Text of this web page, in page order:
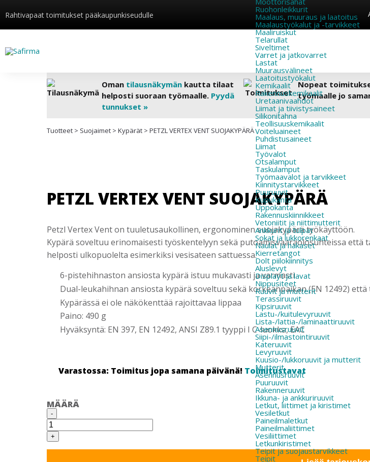
Rahtivapaat toimitukset pääkaupunkiseudulle
Ruohonleikkurit
Maalaus, muuraus ja laatoitus
Maalaustyökalut ja -tarvikkeet
Maaliruiskut
Telarullat
Siveltimet
Varret ja jatkovarret
Lastat
Muurausvälineet
Laatoitustyökalut
Kemikaalit
Rakennuskemikaalit
Uretaanivaahdot
Liimat ja tiivistysaineet
Silikonitahna
Teollisuuskemikaalit
Voiteluaineet
Puhdistusaineet
Liimat
Työvalot
Otsalamput
Taskulamput
Työmaavalot ja tarvikkeet
Kiinnitys­tarvikkeet
Puuruuvit
Kupukanta
Uppokanta
Rakennuskiinnikkeet
Vetoniitit ja niittimutterit
Ankkurit ja tulpat
Sokat ja lukkorenkaat
Naulat ja hakaset
Kierretangot
Dolt piilokiinnitys
Aluslevyt
Displayt ja lavat
Nippusiteet
Ruuvit ja mutterit
Terassiruuvit
Kipsiruuvit
Lastu-/kuitulevyruuvit
Lista-/lattia-/laminaattiruuvit
Asennusruuvit
Siipi-/ilmastointiruuvit
Kateruuvit
Levyruuvit
Kuusio-/lukkoruuvit ja mutterit
Mutterit
Asennusruuvit
Puuruuvit
Rakenneruuvit
Ikkuna- ja ankkuriruuvit
Letkut, liittimet ja kiristimet
Vesiletkut
Paineilmaletkut
Paineilmaliittimet
Vesiliittimet
Letkunkiristimet
Teipit ja suojaustarvikkeet
Teipit
Oman tilausnäkymänkautta tilaat
helposti suoraan työmaalle. Pyydä
tunnukset »
Nopeat
työmaalle jo
Tuotteet > Suojaimet > Kypärät > PETZL VERTEX VENT SUOJAKYPÄRÄ
PETZL VERTEX VENT SUOJAKYPÄRÄ
Petzl Vertex Vent on tuuletusaukollinen, ergonominen suojakypärä työkäyttöön.
Kypärä soveltuu erinomaisesti työskentelyyn sekä putoamisvaaraolosuhteissa
helposti ulkopuolelta esimerkiksi vesisateen sattuessa.
6-pistehihnaston ansiosta kypärä istuu mukavasti ja varmasti
Dual-leukahihnan ansiosta kypärä soveltuu sekä korkeanpaikan (EN 12492) että
Kypärässä ei ole näkökenttää rajoittavaa lippaa
Paino: 490 g
Hyväksyntä: EN 397, EN 12492, ANSI Z89.1 tyyppi I C-luokka, EAC
Varastossa: Toimitus jopa samana päivänä! Toimitustavat
MÄÄRÄ
PETZL
VERTEX
VENT
SUOJAKYPÄRÄ
määrä
-
+